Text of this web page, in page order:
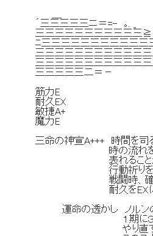
＿ .ィ升＼ .｡
´三三三三三ニ＝=-
三三三三三三三三三三
ﾆ三三三三三三三三三三三
三三三三三三三三三三三
三三三三三三三三三三三
三三三三三二＝－
筋力E
耐久EX
敏捷A+
魔力E
三命の神宣A+++ 時間を司
時の流れを司る彼女
表れることがある、
行動祈りを捧げるこ
戦闘時、確率による
耐久をEXに変
運命の透かし ノルンの
１期に３度、日常行
やり直すことができ